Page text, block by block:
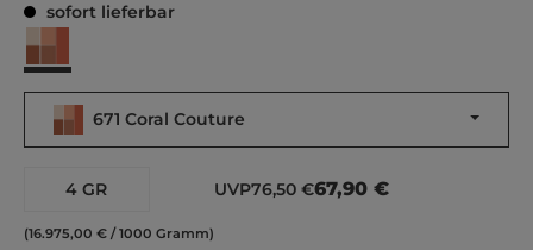
sofort lieferbar
671 Coral Couture
671 Coral Couture
4 GR
(16.975,00 € / 1000 Gramm)
UVP76,50 €67,90 €